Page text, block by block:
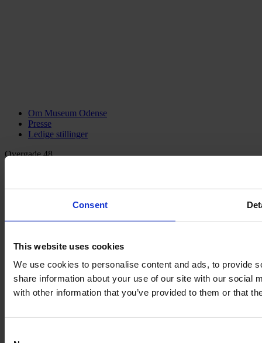
Consent
This website uses cookies
We use cookies to personalise content and ads, to provide
share information about your use of our site with our social
with other information that you’ve provided to them or that
Om Museum Odense
Presse
Ledige stillinger
Overgade 48
Telefon:(+45) 31 25 80 80
Fredag: 9.30-12.00
CVR-nr.: 39156040
EAN nr. 5790002433825